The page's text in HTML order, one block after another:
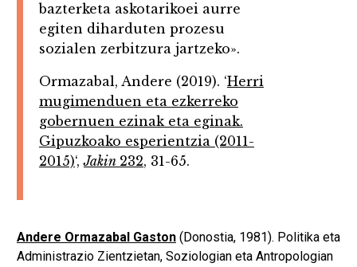
bazterketa askotarikoei aurre
egiten diharduten prozesu
sozialen zerbitzura jartzeko».
Ormazabal, Andere (2019). ‘Herri
mugimenduen eta ezkerreko
gobernuen ezinak eta eginak.
Gipuzkoako esperientzia (2011-
2015)‘,Jakin 232, 31-65.
Andere Ormazabal Gaston(Donostia, 1981). Politika eta
Administrazio Zientzietan, Soziologian eta Antropologian